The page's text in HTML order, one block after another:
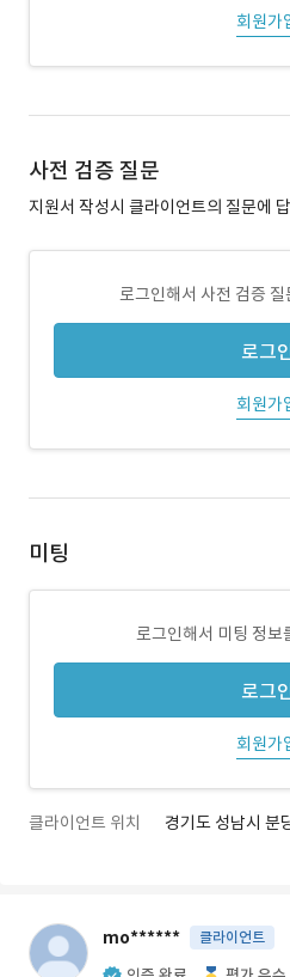
회원가
사전 검증 질문
지원서 작성시 클라이언트의 질문에
로그인해서 사전 검증
로그
회원가
미팅
로그인해서 미팅 정보
로그
회원가
클라이언트 위치 경기도 성남시 분
mo****** 클라이언트